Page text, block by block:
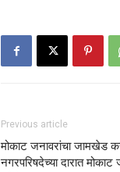
Previous article
मोकाट जनावरांचा जामखेड
नगरपरिषदेच्या दारात